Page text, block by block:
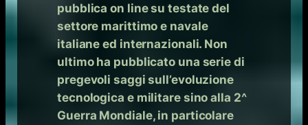
pubblica on line su testate del
settore marittimo e navale
italiane ed internazionali. Non
ultimo ha pubblicato una serie di
pregevoli saggi sull’evoluzione
tecnologica e militare sino alla 2^
Guerra Mondiale, in particolare